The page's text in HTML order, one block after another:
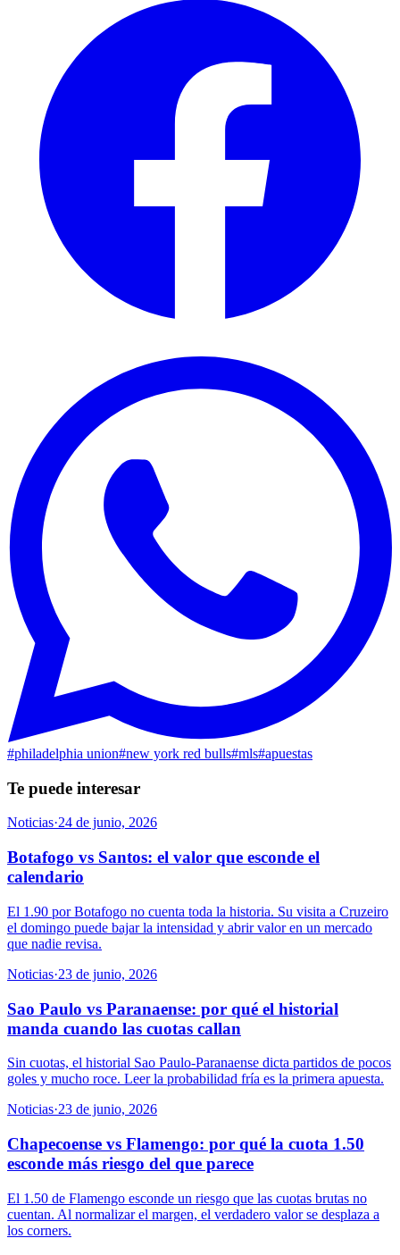
#philadelphia union#new york red bulls#mls#apuestas
Te puede interesar
Noticias·24 de junio, 2026
Botafogo vs Santos: el valor que esconde el
calendario
El 1.90 por Botafogo no cuenta toda la historia. Su visita a Cruzeiro
el domingo puede bajar la intensidad y abrir valor en un mercado
que nadie revisa.
Noticias·23 de junio, 2026
Sao Paulo vs Paranaense: por qué el historial
manda cuando las cuotas callan
Sin cuotas, el historial Sao Paulo-Paranaense dicta partidos de pocos
goles y mucho roce. Leer la probabilidad fría es la primera apuesta.
Noticias·23 de junio, 2026
Chapecoense vs Flamengo: por qué la cuota 1.50
esconde más riesgo del que parece
El 1.50 de Flamengo esconde un riesgo que las cuotas brutas no
cuentan. Al normalizar el margen, el verdadero valor se desplaza a
los corners.